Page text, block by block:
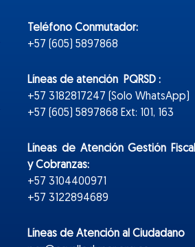
Teléfono Conmutador:
+57 (605) 5897868
Líneas de atención PQRSD :
+57 3182817247 (Solo WhatsApp)
+57 (605) 5897868 Ext: 101, 163
Líneas de Atención Gestión Fiscal
y Cobranzas:
+57 3104400971
+57 3122894689
Líneas de Atención al Ciudadano